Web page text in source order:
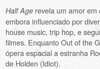
Half Age revela um amor em
embora influenciado por
house music, trip hop, e
filmes. Enquanto Out of the
ópera espacial a estranha
de Holden (Idiot).